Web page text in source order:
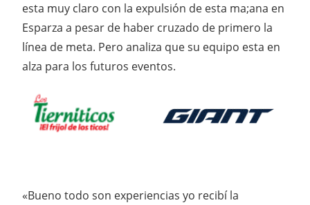
esta muy claro con la expulsión de esta ma;ana en
Esparza a pesar de haber cruzado de primero la
línea de meta. Pero analiza que su equipo esta en
alza para los futuros eventos.
«Bueno todo son experiencias yo recibí la